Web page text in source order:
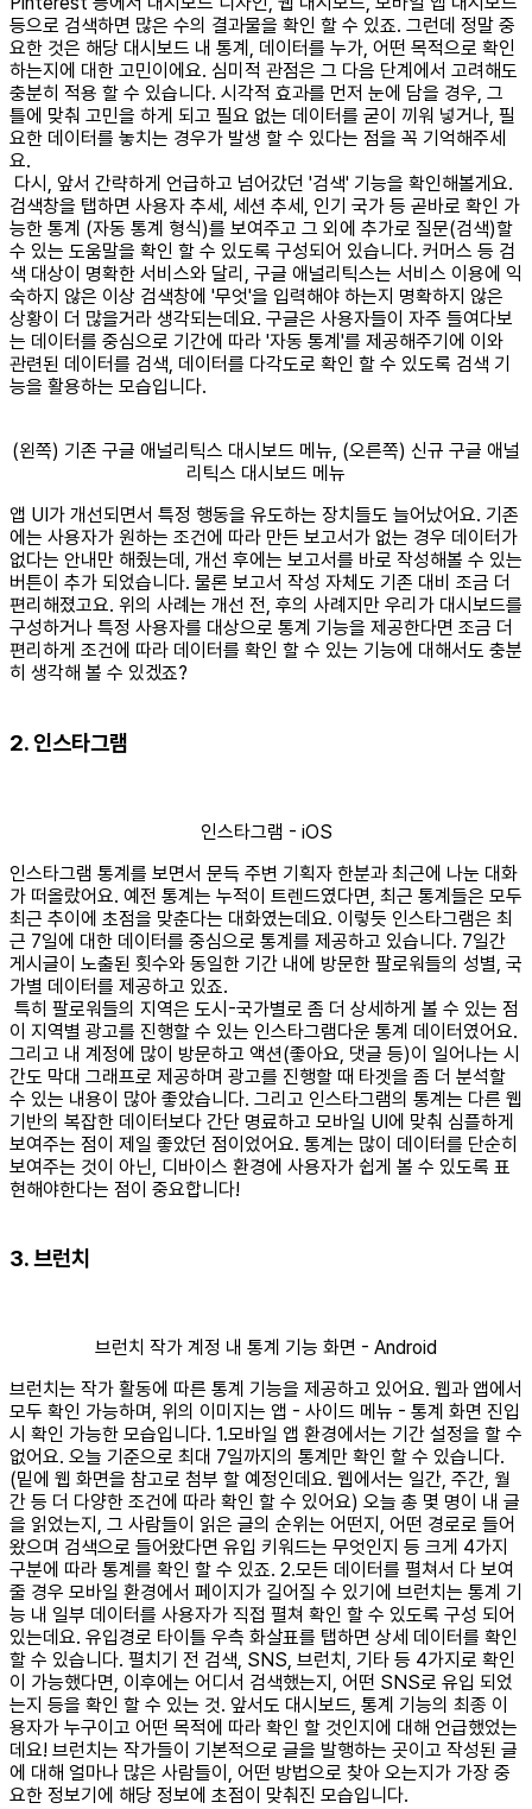
등으로 검색하면 많은 수의 결과물을 확인 할 수 있죠. 그런데 정말 중
요한 것은 해당 대시보드 내 통계, 데이터를 누가, 어떤 목적으로 확인
하는지에 대한 고민이에요. 심미적 관점은 그 다음 단계에서 고려해도
충분히 적용 할 수 있습니다. 시각적 효과를 먼저 눈에 담을 경우, 그
틀에 맞춰 고민을 하게 되고 필요 없는 데이터를 굳이 끼워 넣거나, 필
요한 데이터를 놓치는 경우가 발생 할 수 있다는 점을 꼭 기억해주세
요.
다시, 앞서 간략하게 언급하고 넘어갔던 '검색' 기능을 확인해볼게요.
검색창을 탭하면 사용자 추세, 세션 추세, 인기 국가 등 곧바로 확인 가
능한 통계 (자동 통계 형식)를 보여주고 그 외에 추가로 질문(검색)할
수 있는 도움말을 확인 할 수 있도록 구성되어 있습니다. 커머스 등 검
색 대상이 명확한 서비스와 달리, 구글 애널리틱스는 서비스 이용에 익
숙하지 않은 이상 검색창에 '무엇'을 입력해야 하는지 명확하지 않은
상황이 더 많을거라 생각되는데요. 구글은 사용자들이 자주 들여다보
는 데이터를 중심으로 기간에 따라 '자동 통계'를 제공해주기에 이와
관련된 데이터를 검색, 데이터를 다각도로 확인 할 수 있도록 검색 기
능을 활용하는 모습입니다.
(왼쪽) 기존 구글 애널리틱스 대시보드 메뉴, (오른쪽) 신규 구글 애널
리틱스 대시보드 메뉴
앱 UI가 개선되면서 특정 행동을 유도하는 장치들도 늘어났어요. 기존
에는 사용자가 원하는 조건에 따라 만든 보고서가 없는 경우 데이터가
없다는 안내만 해줬는데, 개선 후에는 보고서를 바로 작성해볼 수 있는
버튼이 추가 되었습니다. 물론 보고서 작성 자체도 기존 대비 조금 더
편리해졌고요. 위의 사례는 개선 전, 후의 사례지만 우리가 대시보드를
구성하거나 특정 사용자를 대상으로 통계 기능을 제공한다면 조금 더
편리하게 조건에 따라 데이터를 확인 할 수 있는 기능에 대해서도 충분
히 생각해 볼 수 있겠죠?
2. 인스타그램
인스타그램 - iOS
인스타그램 통계를 보면서 문득 주변 기획자 한분과 최근에 나눈 대화
가 떠올랐어요. 예전 통계는 누적이 트렌드였다면, 최근 통계들은 모두
최근 추이에 초점을 맞춘다는 대화였는데요. 이렇듯 인스타그램은 최
근 7일에 대한 데이터를 중심으로 통계를 제공하고 있습니다. 7일간
게시글이 노출된 횟수와 동일한 기간 내에 방문한 팔로워들의 성별, 국
가별 데이터를 제공하고 있죠.
특히 팔로워들의 지역은 도시-국가별로 좀 더 상세하게 볼 수 있는 점
이 지역별 광고를 진행할 수 있는 인스타그램다운 통계 데이터였어요.
그리고 내 계정에 많이 방문하고 액션(좋아요, 댓글 등)이 일어나는 시
간도 막대 그래프로 제공하며 광고를 진행할 때 타겟을 좀 더 분석할
수 있는 내용이 많아 좋았습니다. 그리고 인스타그램의 통계는 다른 웹
기반의 복잡한 데이터보다 간단 명료하고 모바일 UI에 맞춰 심플하게
보여주는 점이 제일 좋았던 점이었어요. 통계는 많이 데이터를 단순히
보여주는 것이 아닌, 디바이스 환경에 사용자가 쉽게 볼 수 있도록 표
현해야한다는 점이 중요합니다!
3. 브런치
브런치 작가 계정 내 통계 기능 화면 - Android
브런치는 작가 활동에 따른 통계 기능을 제공하고 있어요. 웹과 앱에서
모두 확인 가능하며, 위의 이미지는 앱 - 사이드 메뉴 - 통계 화면 진입
시 확인 가능한 모습입니다. 1.모바일 앱 환경에서는 기간 설정을 할 수
없어요. 오늘 기준으로 최대 7일까지의 통계만 확인 할 수 있습니다.
(밑에 웹 화면을 참고로 첨부 할 예정인데요. 웹에서는 일간, 주간, 월
간 등 더 다양한 조건에 따라 확인 할 수 있어요) 오늘 총 몇 명이 내 글
을 읽었는지, 그 사람들이 읽은 글의 순위는 어떤지, 어떤 경로로 들어
왔으며 검색으로 들어왔다면 유입 키워드는 무엇인지 등 크게 4가지
구분에 따라 통계를 확인 할 수 있죠. 2.모든 데이터를 펼쳐서 다 보여
줄 경우 모바일 환경에서 페이지가 길어질 수 있기에 브런치는 통계 기
능 내 일부 데이터를 사용자가 직접 펼쳐 확인 할 수 있도록 구성 되어
있는데요. 유입경로 타이틀 우측 화살표를 탭하면 상세 데이터를 확인
할 수 있습니다. 펼치기 전 검색, SNS, 브런치, 기타 등 4가지로 확인
이 가능했다면, 이후에는 어디서 검색했는지, 어떤 SNS로 유입 되었
는지 등을 확인 할 수 있는 것. 앞서도 대시보드, 통계 기능의 최종 이
용자가 누구이고 어떤 목적에 따라 확인 할 것인지에 대해 언급했었는
데요! 브런치는 작가들이 기본적으로 글을 발행하는 곳이고 작성된 글
에 대해 얼마나 많은 사람들이, 어떤 방법으로 찾아 오는지가 가장 중
요한 정보기에 해당 정보에 초점이 맞춰진 모습입니다.